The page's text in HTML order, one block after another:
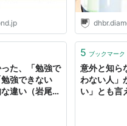
た、「勉強で
強できない
違い（岩尾
5 ブックマーク
意外と知ら
わない人」
い」とも言